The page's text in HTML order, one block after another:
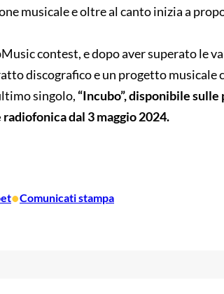
musicale e oltre al canto inizia a
contest, e dopo aver superato le
discografico e un progetto musicale
singolo, “Incubo”, disponibile
dal 3 maggio 2024.
•Comunicati stampa